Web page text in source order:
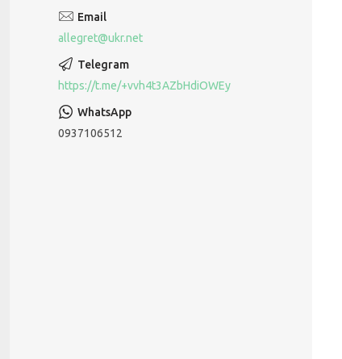
allegret@ukr.net
https://t.me/+vvh4t3AZbHdiOWEy
0937106512